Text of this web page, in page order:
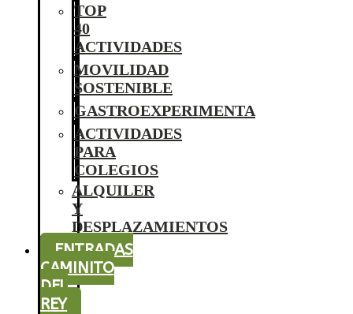
TOP
40
ACTIVIDADES
MOVILIDAD
SOSTENIBLE
GASTROEXPERIMENTA
ACTIVIDADES
PARA
COLEGIOS
ALQUILER
Y
DESPLAZAMIENTOS
ENTRADAS
CAMINITO
DEL
REY